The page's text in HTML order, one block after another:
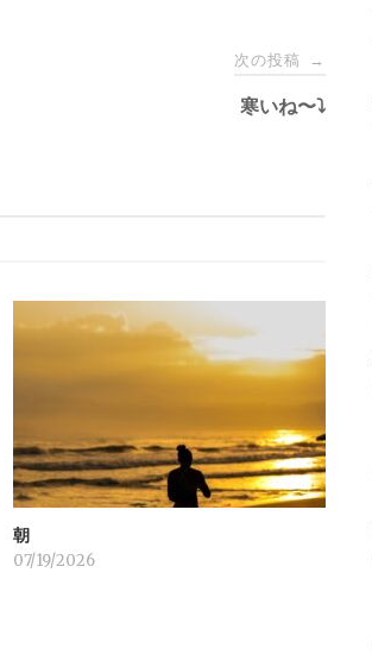
次の投稿 →
寒いね〜⤵︎
朝
07/19/2026